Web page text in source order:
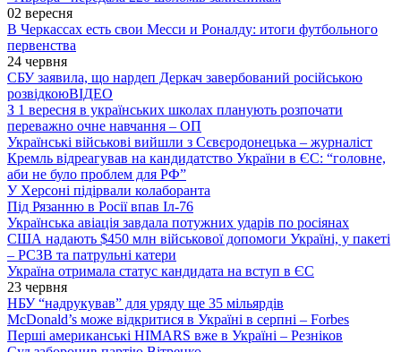
02 вересня
В Черкассах есть свои Месси и Роналду: итоги футбольного
первенства
24 червня
СБУ заявила, що нардеп Деркач завербований російською
розвідкоюВІДЕО
З 1 вересня в українських школах планують розпочати
переважно очне навчання – ОП
Українські військові вийшли з Сєвєродонецька – журналіст
Кремль відреагував на кандидатство України в ЄС: “головне,
аби не було проблем для РФ”
У Херсоні підірвали колаборанта
Під Рязанню в Росії впав Іл-76
Українська авіація завдала потужних ударів по росіянах
США надають $450 млн військової допомоги Україні, у пакеті
– РСЗВ та патрульні катери
Україна отримала статус кандидата на вступ в ЄС
23 червня
НБУ “надрукував” для уряду ще 35 мільярдів
McDonald’s може відкритися в Україні в серпні – Forbes
Перші американські HIMARS вже в Україні – Резніков